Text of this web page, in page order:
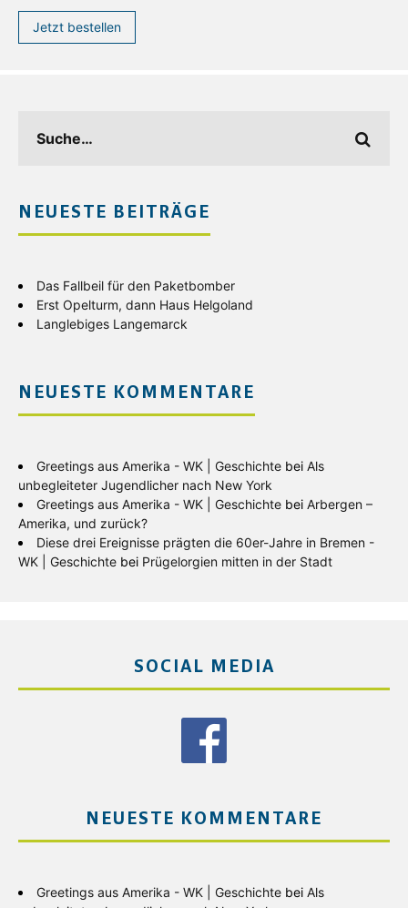
Jetzt bestellen
NEUESTE BEITRÄGE
Das Fallbeil für den Paketbomber
Erst Opelturm, dann Haus Helgoland
Langlebiges Langemarck
NEUESTE KOMMENTARE
Greetings aus Amerika - WK | Geschichte bei Als
unbegleiteter Jugendlicher nach New York
Greetings aus Amerika - WK | Geschichte bei Arbergen –
Amerika, und zurück?
Diese drei Ereignisse prägten die 60er-Jahre in Bremen -
WK | Geschichte bei Prügelorgien mitten in der Stadt
SOCIAL MEDIA
NEUESTE KOMMENTARE
Greetings aus Amerika - WK | Geschichte bei Als